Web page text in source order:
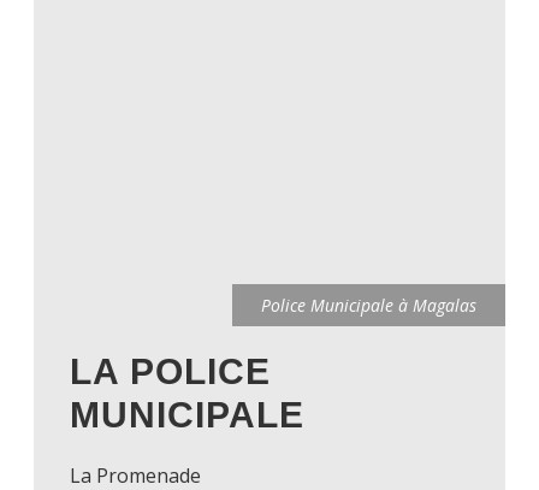
Police Municipale à Magalas
LA POLICE
MUNICIPALE
La Promenade